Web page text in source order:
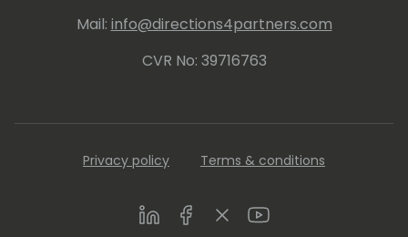
Mail: info@directions4partners.com
CVR No: 39716763
Privacy policy Terms & conditions
LinkedInFacebookTwitterYoutube